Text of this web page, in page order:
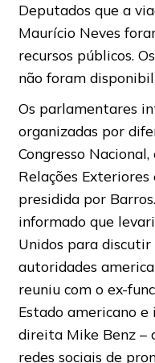
Deputados que a
Maurício Neves
recursos públicos.
não foram
Os parlamentares
organizadas por
Congresso
Relações Exteriores
presidida por
informado que
Unidos para
autoridades
reuniu com o ex-
Estado americano
direita Mike Benz –
redes sociais de